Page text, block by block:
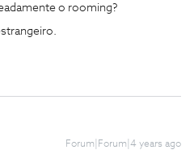
o rooming?
Forum|Forum|4 years ago